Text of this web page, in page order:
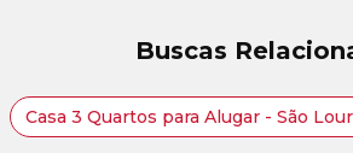
Buscas
Casa 3 Quartos para Alugar - São